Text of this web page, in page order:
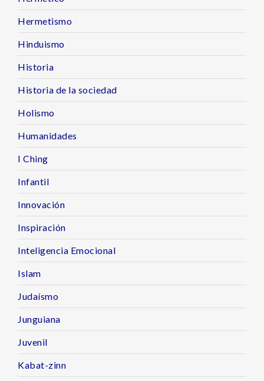
Hermetismo
Hinduismo
Historia
Historia de la sociedad
Holismo
Humanidades
I Ching
Infantil
Innovación
Inspiración
Inteligencia Emocional
Islam
Judaísmo
Junguiana
Juvenil
Kabat-zinn